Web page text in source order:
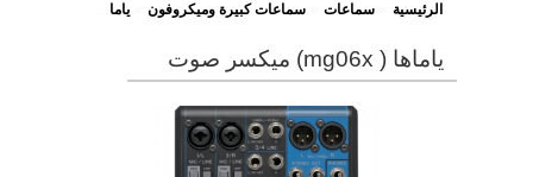
الرئيسية سماعات سماعات كبيرة وميكروفون ياماها ( MG06X) ميكسر صوت
ياماها ( mg06x) ميكسر صوت